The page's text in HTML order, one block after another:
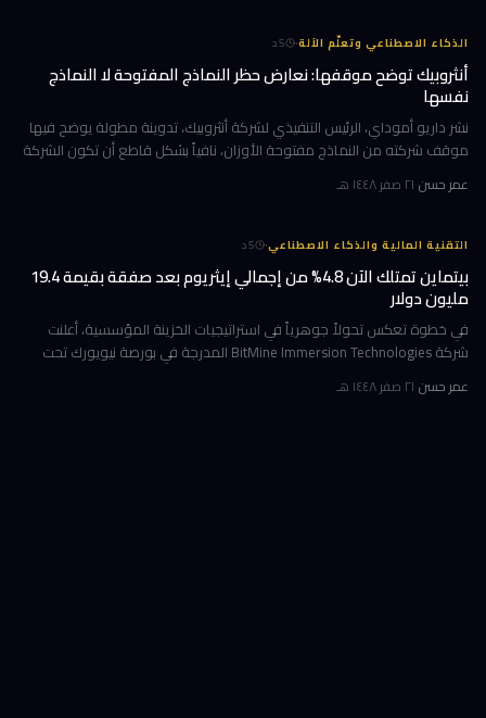
الذكاء الاصطناعي وتعلّم الآلة·
5د
أنثروبيك توضح موقفها: نعارض حظر النماذج المفتوحة لا النماذج
نفسها
نشر داريو أموداي، الرئيس التنفيذي لشركة أنثروبيك، تدوينة مطولة يوضح فيها
موقف شركته من النماذج مفتوحة الأوزان، نافياً بشكل قاطع أن تكون الشركة
عمر حسن·٢١ صفر ١٤٤٨ هـ
التقنية المالية والذكاء الاصطناعي·
5د
بيتماين تمتلك الآن 4.8% من إجمالي إيثريوم بعد صفقة بقيمة 19.4
مليون دولار
في خطوة تعكس تحولاً جوهرياً في استراتيجيات الخزينة المؤسسية، أعلنت
شركة BitMine Immersion Technologies المدرجة في بورصة نيويورك تحت
عمر حسن·٢١ صفر ١٤٤٨ هـ